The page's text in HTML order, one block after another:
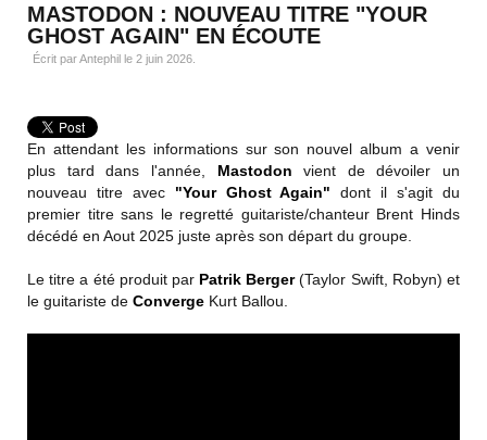
MASTODON : NOUVEAU TITRE "YOUR
GHOST AGAIN" EN ÉCOUTE
Écrit par Antephil le 2 juin 2026
En attendant les informations sur son nouvel album a venir
plus tard dans l'année, Mastodon vient de dévoiler un
nouveau titre avec "Your Ghost Again" dont il s'agit du
premier titre sans le regretté guitariste/chanteur Brent Hinds
décédé en Aout 2025 juste après son départ du groupe.
Le titre a été produit par Patrik Berger(Taylor Swift, Robyn) et
le guitariste de Converge Kurt Ballou.